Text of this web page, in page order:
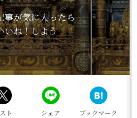
事が気に入ったら
いね！しよう
ト シェア ブックマーク